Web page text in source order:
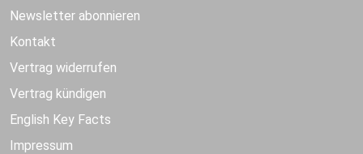
Newsletter abonnieren
Kontakt
Vertrag widerrufen
Vertrag kündigen
English Key Facts
Impressum